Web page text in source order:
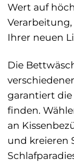
Wert auf
Ihrer neuen
Die
garantiert
finden.
an
und kreieren